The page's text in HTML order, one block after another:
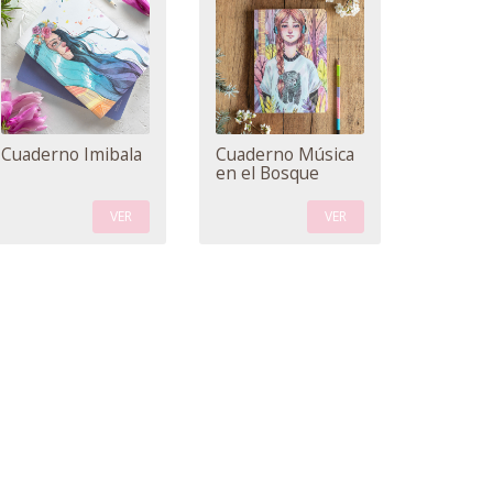
Cuaderno Imibala
VER
Cuaderno Música
en el Bosque
VER